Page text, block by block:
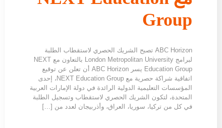
Group
ABC Horizon تصبح الشريك الحصري لاستقطاب الطلبة
لبرامج London Metropolitan University بالتعاون مع NEXT
Education Group يسر ABC Horizon أن تعلن عن توقيع
اتفاقية شراكة حصرية مع NEXT Education Group، إحدى
المؤسسات التعليمية الدولية الرائدة في دولة الإمارات العربية
المتحدة، لتكون الشريك الحصري لاستقطاب وتسجيل الطلبة
في كل من تركيا، سوريا، العراق، وأذربيجان لعدد من […]